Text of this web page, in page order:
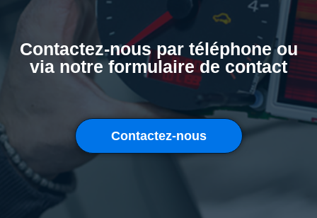
Contactez-nous par téléphone ou
via notre formulaire de contact
Contactez-nous